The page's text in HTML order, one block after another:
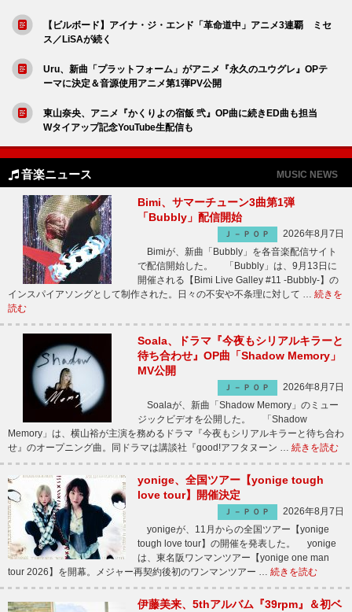
【ビルボード】アイナ・ジ・エンド「革命道中」アニメ3連覇 ミセ
ス／LiSAが続く
Uru、新曲「プラットフォーム」がアニメ『永久のユウグレ』OPテ
ーマに決定＆音源使用アニメ第1弾PV公開
東山奈央、アニメ『かくりよの宿飯 弐』OP曲に続きED曲も担当
Wタイアップ記念YouTube生配信も
音楽ニュース MUSIC NEWS
Bimi、サマーチューン3曲第1弾
「Bubbly」配信開始
Ｊ－ＰＯＰ
2026年8月7日
Bimiが、新曲「Bubbly」を各音楽配信サイト
で配信開始した。 「Bubbly」は、9月13日に
開催される【Bimi Live Galley #11 -Bubbly-】の
インスパイアソングとして制作された。日々の不安や不条理に対して … 続きを
読む
Soala、ドラマ『今夜もシリアルキラーと
待ち合わせ』OP曲「Shadow Memory」
MV公開
Ｊ－ＰＯＰ
2026年8月7日
Soalaが、新曲「Shadow Memory」のミュー
ジックビデオを公開した。 「Shadow
Memory」は、横山裕が主演を務めるドラマ『今夜もシリアルキラーと待ち合わ
せ』のオープニング曲。同ドラマは講談社『good!アフタヌーン … 続きを読む
yonige、全国ツアー【yonige tough
love tour】開催決定
Ｊ－ＰＯＰ
2026年8月7日
yonigeが、11月からの全国ツアー【yonige
tough love tour】の開催を発表した。 yonige
は、東名阪ワンマンツアー【yonige one man
tour 2026】を開幕。メジャー再契約後初のワンマンツアー … 続きを読む
伊藤美来、5thアルバム『39rpm』＆初ベ